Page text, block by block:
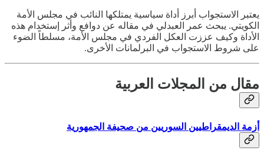
يعتبر الاستجواب أبرز أداة سياسية يمتلكها النائب في مجلس الأمة
الكويتي. يبحث عمر العبدلي في مقاله عن دوافع وأثر إستخدام هذه
الأداة وكيف عززت العكل الفردي في مجلس الأمة، مسلطاً الضوء
على شروط الاستجواب في البرلمانات الأخرى.
مقال من المجلات العربية
أزمة الديمقراطيين السوريين من صحيفة الجمهورية